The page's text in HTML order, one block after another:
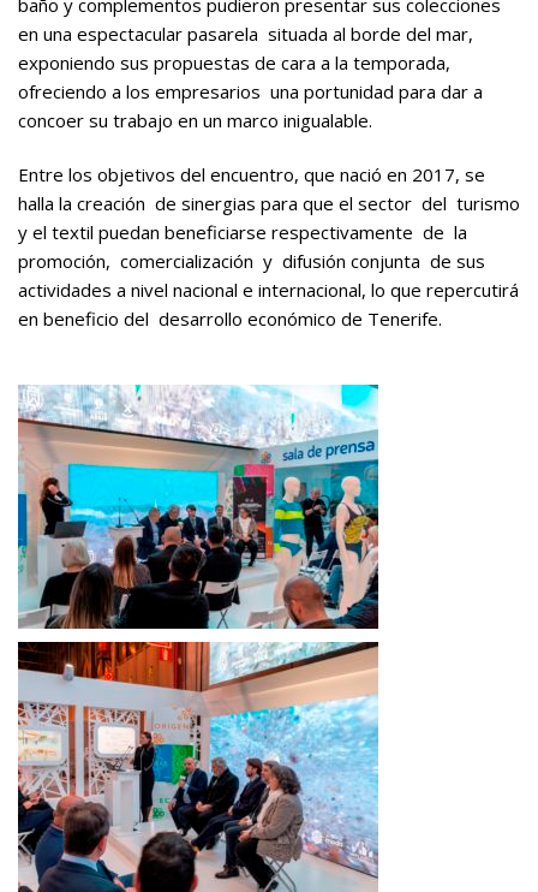
baño y complementos pudieron presentar sus colecciones
en una espectacular pasarela situada al borde del mar,
exponiendo sus propuestas de cara a la temporada,
ofreciendo a los empresarios una portunidad para dar a
concoer su trabajo en un marco inigualable.
Entre los objetivos del encuentro, que nació en 2017, se
halla la creación de sinergias para que el sector del turismo
y el textil puedan beneficiarse respectivamente de la
promoción, comercialización y difusión conjunta de sus
actividades a nivel nacional e internacional, lo que repercutirá
en beneficio del desarrollo económico de Tenerife.